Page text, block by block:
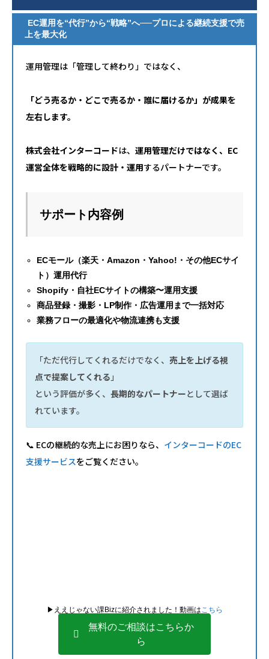
EC運用を“代行”から“戦略”へ──プロによる継続支援で売
上を最大化
運用管理は「管理して終わり」ではなく、
「どう売るか・どこで売るか・誰に届けるか」が成果を
左右します。
株式会社インターコードは、 運用管理だけではなく、EC
運営全体を戦略的に設計・運用するパートナーです。
サポート内容例
ECモール（楽天・Amazon・Yahoo!・その他ECサイ
ト）運用代行
Shopify・自社ECサイトの構築〜運用支援
商品登録・撮影・LP制作・広告運用まで一括対応
業務フローの最適化や物流連携も支援
「ただ代行してくれるだけでなく、 売上を上げる視
点で提案してくれる 」
という評価が多く、 長期的なパートナーとして選ば
れています。
📞 ECの継続的な売上にお困りなら、 インターコードのEC
支援サービスをご覧ください。
▶︎ええじゃない課Bizに紹介されました！動画はこちら
無料のご相談はこちらか
ら